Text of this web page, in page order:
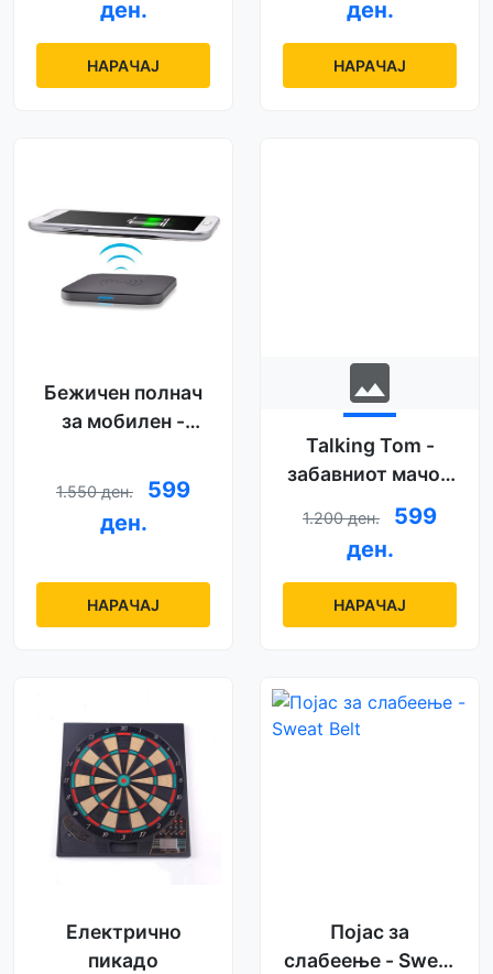
ден.
НАРАЧАЈ
ден.
НАРАЧАЈ
Бежичен полнач
за мобилен -
1.550 ден.
599
ден.
НАРАЧАЈ
image
Talking Tom -
забавниот мачор
(новиот 2026
модел)
1.200 ден.
599
ден.
НАРАЧАЈ
Електрично
пикадо
Појас за
слабеење - Sweat